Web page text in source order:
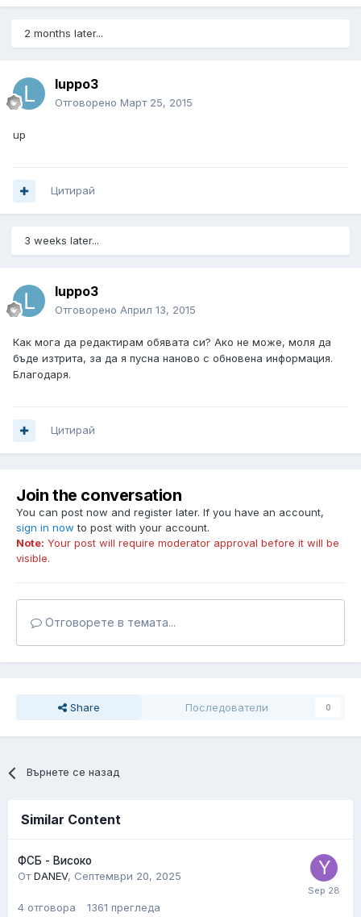
2 months later...
luppo3
Отговорено Март 25, 2015
up
Цитирай
3 weeks later...
luppo3
Отговорено Април 13, 2015
Как мога да редактирам обявата си? Ако не може, моля да
бъде изтрита, за да я пусна наново с обновена информация.
Благодаря.
Цитирай
Join the conversation
You can post now and register later. If you have an account,
sign in now to post with your account.
Note: Your post will require moderator approval before it will be
visible.
Отговорете в темата...
Share Последователи 0
Върнете се назад
Similar Content
ФСБ - Високо
ОтDANEV, Септември 20, 2025
4 отговора 1361 прегледа